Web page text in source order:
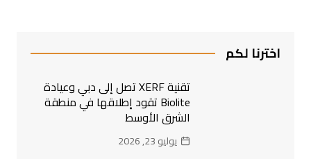
اخترنا لكم
تقنية XERF تصل إلى دبي وعيادة
Biolite تقود إطلاقها في منطقة
الشرق الأوسط
يوليو 23, 2026